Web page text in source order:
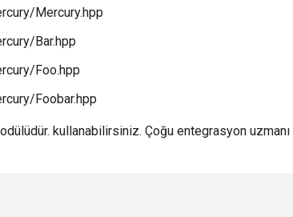
Mercury.hpp
Bar.hpp
Foo.hpp
Foobar.hpp
kullanabilirsiniz. Çoğu entegrasyon